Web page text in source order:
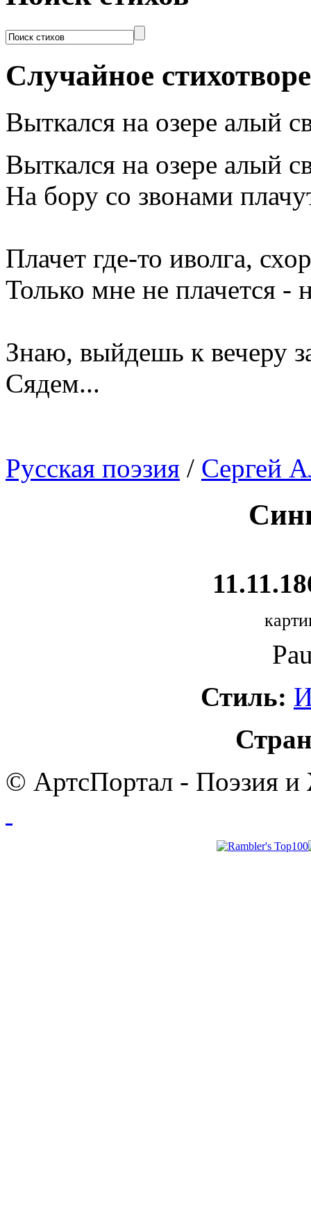
Случайное
Выткался на озере алый
Выткался на озере алый
На бору со звонами
Плачет где-то иволга,
Только мне не плачется -
Знаю, выйдешь к вечеру
Сядем...
Русская поэзия / Сергей
Стиль:
© АртсПортал - Поэзия